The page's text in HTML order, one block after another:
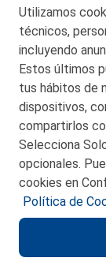
Utilizamos
técnicos,
incluyendo
Estos últimos
tus hábitos de
dispositivos,
compartirlos
Selecciona
opcionales.
cookies en
Política de